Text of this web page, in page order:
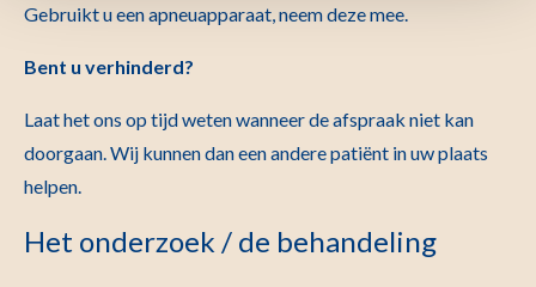
Gebruikt u een apneuapparaat, neem deze mee.
Bent u verhinderd?
Laat het ons op tijd weten wanneer de afspraak niet kan
doorgaan. Wij kunnen dan een andere patiënt in uw plaats
helpen.
Het onderzoek / de behandeling